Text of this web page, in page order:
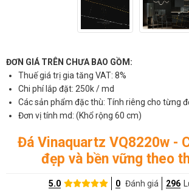
ĐƠN GIÁ TRÊN CHƯA BAO GỒM:
Thuế giá trị gia tăng VAT: 8%
Chi phí lắp đặt: 250k / md
Các sản phẩm đặc thù: Tính riêng cho từng
Đơn vị tính md: (Khổ rộng 60 cm)
Đá Vinaquartz VQ8220w -
đẹp và bền vững theo
5.0 0 Đánh giá 296